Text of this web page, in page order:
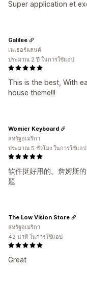
Super application et
This is the best, With
house theme!!!
Galilee
เนเธอร์แลนด์
ประมาณ 2 ปี ในการใช้แอป
软件挺好用的。詹姆斯
题
Womier Keyboard
สหรัฐอเมริกา
ประมาณ 5 ชั่วโมง ในการใช้แอป
Great
The Low Vision Store
สหรัฐอเมริกา
42 นาที ในการใช้แอป